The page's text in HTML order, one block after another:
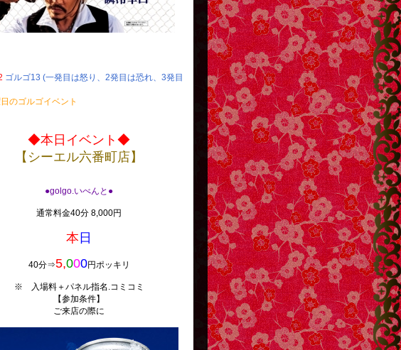
ゴルゴ13 (一発目は怒り、2発目は恐れ、3発目
のゴルゴイベント
◆本日イベント◆
【シーエル六番町店】
●golgo.いべんと●
通常料金40分 8,000円
本 日
40分⇒5,000円ポッキリ
※ 入場料＋パネル指名.コミコミ
【参加条件】
ご来店の際に